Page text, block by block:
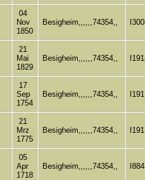
04
Nov
1850
Besigheim,,,,,,74354,,
21
Mai
1829
Besigheim,,,,,,74354,,
17
Sep
1754
Besigheim,,,,,,74354,,
21
Mrz
1775
Besigheim,,,,,,74354,,
05
Apr
1718
Besigheim,,,,,,74354,,